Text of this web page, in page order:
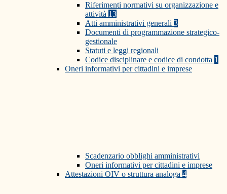
Riferimenti normativi su organizzazione e
attività 13
Atti amministrativi generali 3
Documenti di programmazione strategico-
gestionale
Statuti e leggi regionali
Codice disciplinare e codice di condotta 1
Oneri informativi per cittadini e imprese
Scadenzario obblighi amministrativi
Oneri informativi per cittadini e imprese
Attestazioni OIV o struttura analoga 4